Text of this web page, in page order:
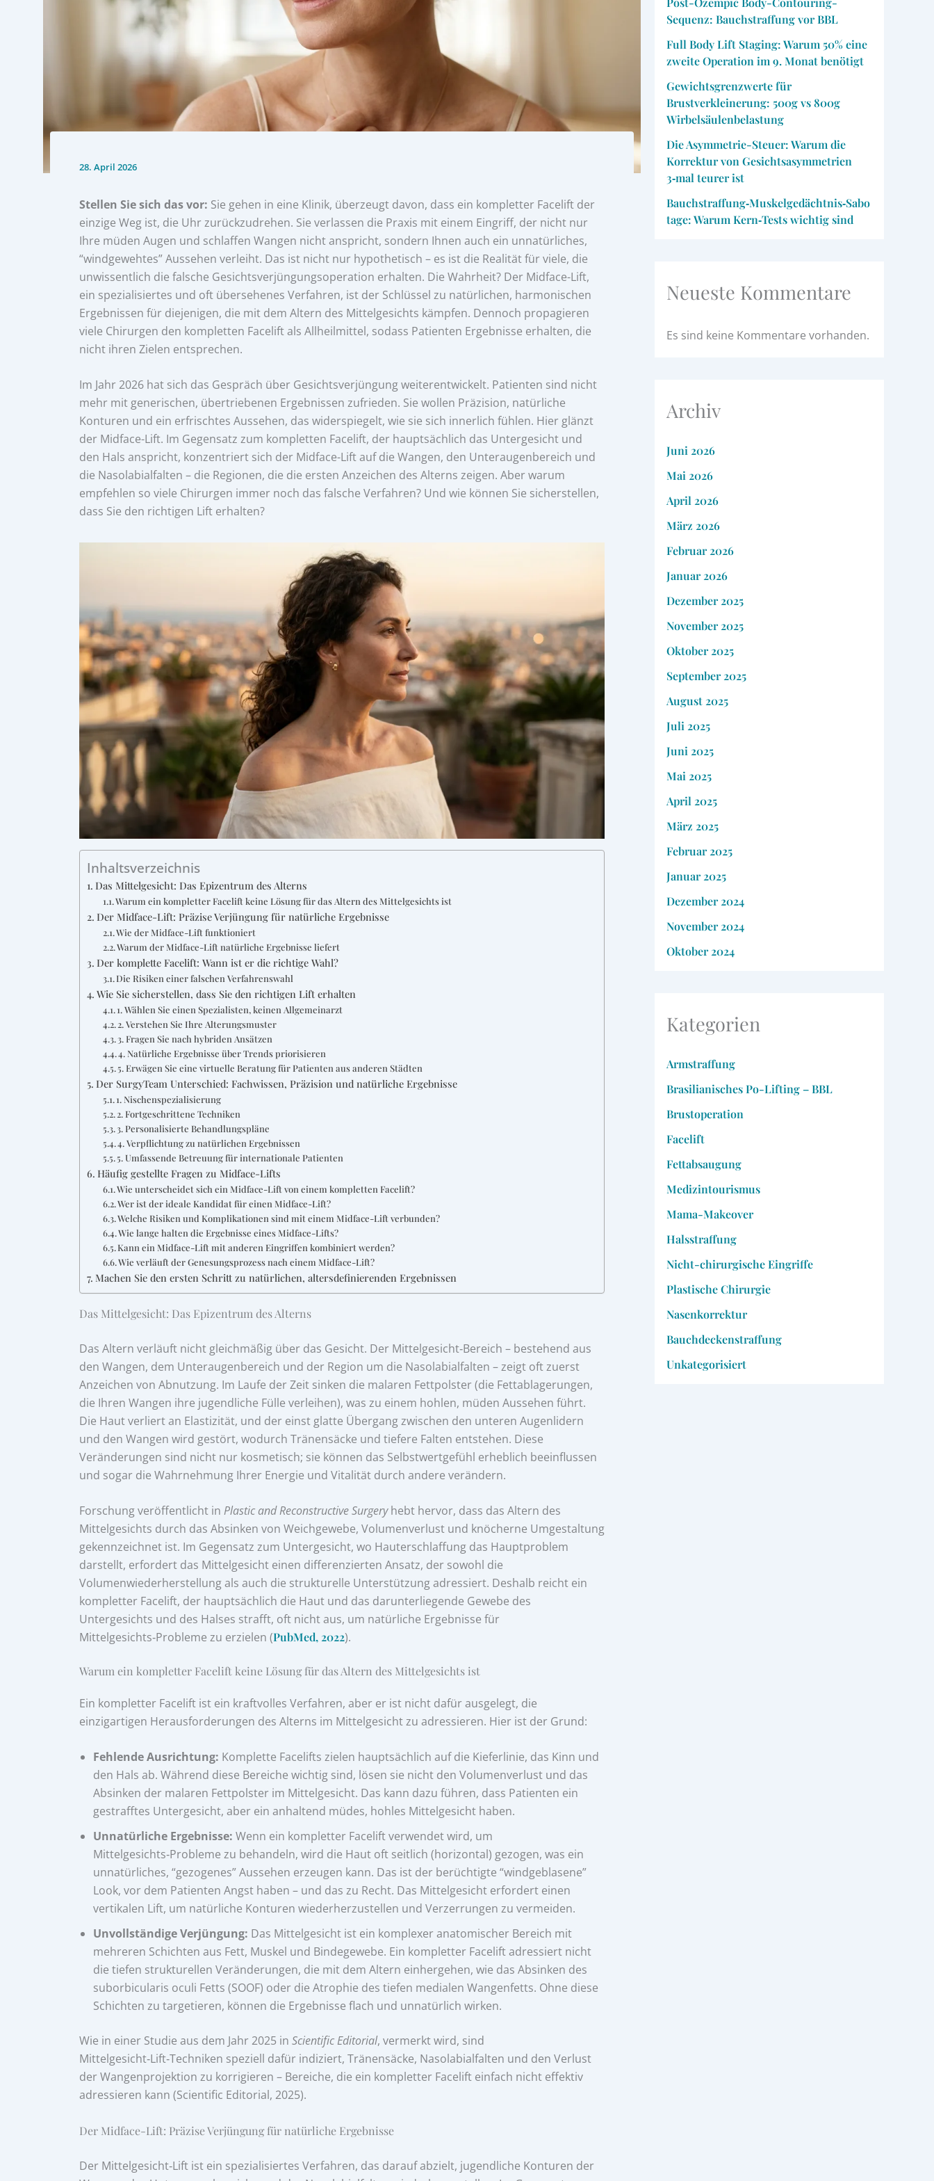
28. April 2026
Stellen Sie sich das vor: Sie gehen in eine Klinik, überzeugt davon, dass ein kompletter Facelift der
einzige Weg ist, die Uhr zurückzudrehen. Sie verlassen die Praxis mit einem Eingriff, der nicht nur
Ihre müden Augen und schlaffen Wangen nicht anspricht, sondern Ihnen auch ein unnatürliches,
“windgewehtes” Aussehen verleiht. Das ist nicht nur hypothetisch – es ist die Realität für viele, die
unwissentlich die falsche Gesichtsverjüngungsoperation erhalten. Die Wahrheit? Der Midface-Lift,
ein spezialisiertes und oft übersehenes Verfahren, ist der Schlüssel zu natürlichen, harmonischen
Ergebnissen für diejenigen, die mit dem Altern des Mittelgesichts kämpfen. Dennoch propagieren
viele Chirurgen den kompletten Facelift als Allheilmittel, sodass Patienten Ergebnisse erhalten, die
nicht ihren Zielen entsprechen.
Im Jahr 2026 hat sich das Gespräch über Gesichtsverjüngung weiterentwickelt. Patienten sind nicht
mehr mit generischen, übertriebenen Ergebnissen zufrieden. Sie wollen Präzision, natürliche
Konturen und ein erfrischtes Aussehen, das widerspiegelt, wie sie sich innerlich fühlen. Hier glänzt
der Midface-Lift. Im Gegensatz zum kompletten Facelift, der hauptsächlich das Untergesicht und
den Hals anspricht, konzentriert sich der Midface-Lift auf die Wangen, den Unteraugenbereich und
die Nasolabialfalten – die Regionen, die die ersten Anzeichen des Alterns zeigen. Aber warum
empfehlen so viele Chirurgen immer noch das falsche Verfahren? Und wie können Sie sicherstellen,
dass Sie den richtigen Lift erhalten?
Inhaltsverzeichnis
Das Mittelgesicht: Das Epizentrum des Alterns
Warum ein kompletter Facelift keine Lösung für das Altern des Mittelgesichts ist
Der Midface-Lift: Präzise Verjüngung für natürliche Ergebnisse
Wie der Midface-Lift funktioniert
Warum der Midface-Lift natürliche Ergebnisse liefert
Der komplette Facelift: Wann ist er die richtige Wahl?
Die Risiken einer falschen Verfahrenswahl
Wie Sie sicherstellen, dass Sie den richtigen Lift erhalten
1. Wählen Sie einen Spezialisten, keinen Allgemeinarzt
2. Verstehen Sie Ihre Alterungsmuster
3. Fragen Sie nach hybriden Ansätzen
4. Natürliche Ergebnisse über Trends priorisieren
5. Erwägen Sie eine virtuelle Beratung für Patienten aus anderen Städten
Der SurgyTeam Unterschied: Fachwissen, Präzision und natürliche Ergebnisse
1. Nischenspezialisierung
2. Fortgeschrittene Techniken
3. Personalisierte Behandlungspläne
4. Verpflichtung zu natürlichen Ergebnissen
5. Umfassende Betreuung für internationale Patienten
Häufig gestellte Fragen zu Midface-Lifts
Wie unterscheidet sich ein Midface-Lift von einem kompletten Facelift?
Wer ist der ideale Kandidat für einen Midface-Lift?
Welche Risiken und Komplikationen sind mit einem Midface-Lift verbunden?
Wie lange halten die Ergebnisse eines Midface-Lifts?
Kann ein Midface-Lift mit anderen Eingriffen kombiniert werden?
Wie verläuft der Genesungsprozess nach einem Midface-Lift?
Machen Sie den ersten Schritt zu natürlichen, altersdefinierenden Ergebnissen
Das Mittelgesicht: Das Epizentrum des Alterns
Das Altern verläuft nicht gleichmäßig über das Gesicht. Der Mittelgesicht‑Bereich – bestehend aus
den Wangen, dem Unteraugenbereich und der Region um die Nasolabialfalten – zeigt oft zuerst
Anzeichen von Abnutzung. Im Laufe der Zeit sinken die malaren Fettpolster (die Fettablagerungen,
die Ihren Wangen ihre jugendliche Fülle verleihen), was zu einem hohlen, müden Aussehen führt.
Die Haut verliert an Elastizität, und der einst glatte Übergang zwischen den unteren Augenlidern
und den Wangen wird gestört, wodurch Tränensäcke und tiefere Falten entstehen. Diese
Veränderungen sind nicht nur kosmetisch; sie können das Selbstwertgefühl erheblich beeinflussen
und sogar die Wahrnehmung Ihrer Energie und Vitalität durch andere verändern.
Forschung veröffentlicht in Plastic and Reconstructive Surgeryhebt hervor, dass das Altern des
Mittelgesichts durch das Absinken von Weichgewebe, Volumenverlust und knöcherne Umgestaltung
gekennzeichnet ist. Im Gegensatz zum Untergesicht, wo Hauterschlaffung das Hauptproblem
darstellt, erfordert das Mittelgesicht einen differenzierten Ansatz, der sowohl die
Volumenwiederherstellung als auch die strukturelle Unterstützung adressiert. Deshalb reicht ein
kompletter Facelift, der hauptsächlich die Haut und das darunterliegende Gewebe des
Untergesichts und des Halses strafft, oft nicht aus, um natürliche Ergebnisse für
Mittelgesichts‑Probleme zu erzielen (PubMed, 2022).
Warum ein kompletter Facelift keine Lösung für das Altern des Mittelgesichts ist
Ein kompletter Facelift ist ein kraftvolles Verfahren, aber er ist nicht dafür ausgelegt, die
einzigartigen Herausforderungen des Alterns im Mittelgesicht zu adressieren. Hier ist der Grund:
Fehlende Ausrichtung: Komplette Facelifts zielen hauptsächlich auf die Kieferlinie, das Kinn und
den Hals ab. Während diese Bereiche wichtig sind, lösen sie nicht den Volumenverlust und das
Absinken der malaren Fettpolster im Mittelgesicht. Das kann dazu führen, dass Patienten ein
gestrafftes Untergesicht, aber ein anhaltend müdes, hohles Mittelgesicht haben.
Unnatürliche Ergebnisse: Wenn ein kompletter Facelift verwendet wird, um
Mittelgesichts‑Probleme zu behandeln, wird die Haut oft seitlich (horizontal) gezogen, was ein
unnatürliches, “gezogenes” Aussehen erzeugen kann. Das ist der berüchtigte “windgeblasene”
Look, vor dem Patienten Angst haben – und das zu Recht. Das Mittelgesicht erfordert einen
vertikalen Lift, um natürliche Konturen wiederherzustellen und Verzerrungen zu vermeiden.
Unvollständige Verjüngung: Das Mittelgesicht ist ein komplexer anatomischer Bereich mit
mehreren Schichten aus Fett, Muskel und Bindegewebe. Ein kompletter Facelift adressiert nicht
die tiefen strukturellen Veränderungen, die mit dem Altern einhergehen, wie das Absinken des
suborbicularis oculi Fetts (SOOF) oder die Atrophie des tiefen medialen Wangenfetts. Ohne diese
Schichten zu targetieren, können die Ergebnisse flach und unnatürlich wirken.
Wie in einer Studie aus dem Jahr 2025 in Scientific Editorial, vermerkt wird, sind
Mittelgesicht‑Lift‑Techniken speziell dafür indiziert, Tränensäcke, Nasolabialfalten und den Verlust
der Wangenprojektion zu korrigieren – Bereiche, die ein kompletter Facelift einfach nicht effektiv
adressieren kann (Scientific Editorial, 2025).
Der Midface-Lift: Präzise Verjüngung für natürliche Ergebnisse
Der Mittelgesicht‑Lift ist ein spezialisiertes Verfahren, das darauf abzielt, jugendliche Konturen der
Sequenz: Bauchstraffung vor BBL
Full Body Lift Staging: Warum 50% eine
zweite Operation im 9. Monat benötigt
Gewichtsgrenzwerte für
Brustverkleinerung: 500g vs 800g
Wirbelsäulenbelastung
Die Asymmetrie-Steuer: Warum die
Korrektur von Gesichtsasymmetrien
3‑mal teurer ist
Bauchstraffung‑Muskelgedächtnis‑Sabo
tage: Warum Kern‑Tests wichtig sind
Neueste Kommentare
Es sind keine Kommentare vorhanden.
Archiv
Juni 2026
Mai 2026
April 2026
März 2026
Februar 2026
Januar 2026
Dezember 2025
November 2025
Oktober 2025
September 2025
August 2025
Juli 2025
Juni 2025
Mai 2025
April 2025
März 2025
Februar 2025
Januar 2025
Dezember 2024
November 2024
Oktober 2024
Kategorien
Armstraffung
Brasilianisches Po-Lifting – BBL
Brustoperation
Facelift
Fettabsaugung
Medizintourismus
Mama-Makeover
Halsstraffung
Nicht-chirurgische Eingriffe
Plastische Chirurgie
Nasenkorrektur
Bauchdeckenstraffung
Unkategorisiert